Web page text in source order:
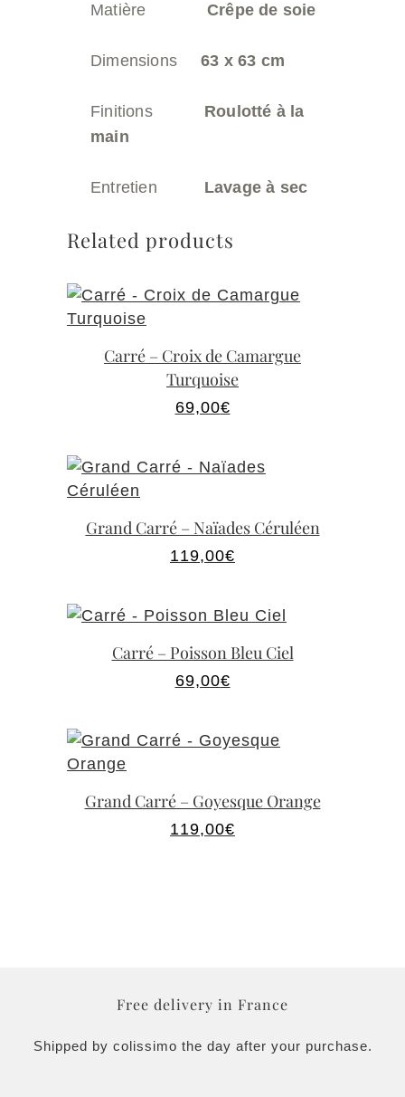
Matière Crêpe de soie
Dimensions 63 x 63 cm
Finitions Roulotté à la
main
Entretien Lavage à sec
Related products
Carré – Croix de Camargue
Turquoise
69,00€
Grand Carré – Naïades Céruléen
119,00€
Carré – Poisson Bleu Ciel
69,00€
Grand Carré – Goyesque Orange
119,00€
Free delivery in France
Shipped by colissimo the day after your purchase.